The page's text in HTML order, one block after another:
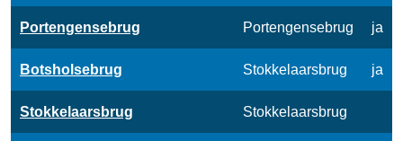
Portengensebrug Portengensebrug ja
Botsholsebrug Stokkelaarsbrug ja
Stokkelaarsbrug Stokkelaarsbrug